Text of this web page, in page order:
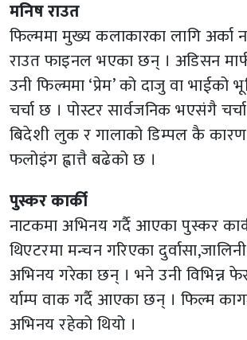
मनिष राउत
फिल्ममा मुख्य कलाकारका लागि अर्का
राउत फाइनल भएका छन् । अडिसन
उनी फिल्ममा ‘प्रेम’ को दाजु वा भाईको
चर्चा छ । पोस्टर सार्वजनिक भएसंगै
बिदेशी लुक र गालाको डिम्पल कै
फलोइंग ह्वात्तै बढेको छ ।
पुस्कर कार्की
नाटकमा अभिनय गर्दै आएका पुस्कर
थिएटरमा मन्चन गरिएका
अभिनय गरेका छन् । भने उनी विभिन्न
र्याम्प वाक गर्दै आएका छन् । फिल्म
अभिनय रहेको थियो ।